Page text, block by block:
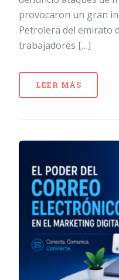
provocaron un gran
Petrolera del emirato
trabajadores […]
LEER MÁS